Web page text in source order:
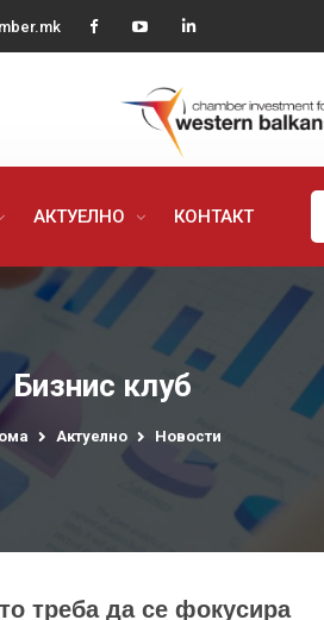
АКТУЕЛНО КОНТАКТ
Бизнис клуб
Актуелно Новости
треба да се фокусира